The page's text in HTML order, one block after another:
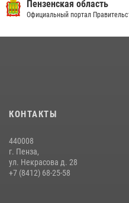
этапу «Зарницы 2.0» (видео)
Пучков посетил 55-й
11 июля 2026, 10:00
В Пензе сотрудники Росгвардии
Пензенская область
Официальный портал
КОНТАКТЫ
440008
г. Пенза,
ул. Некрасова д. 28
+7 (8412) 68-25-58